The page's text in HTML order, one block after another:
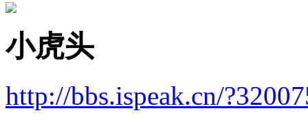
小虎头
http://bbs.ispeak.cn/